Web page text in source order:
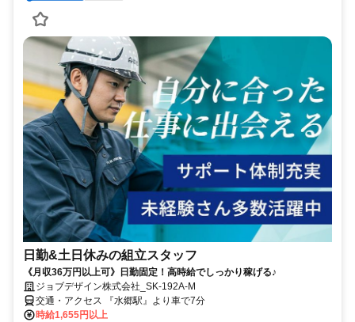
日勤&土日休みの組立スタッフ
《月収36万円以上可》日勤固定！高時給でしっかり稼げる♪
ジョブデザイン株式会社_SK-192A-M
交通・アクセス 『水郷駅』より車で7分
時給1,655円以上